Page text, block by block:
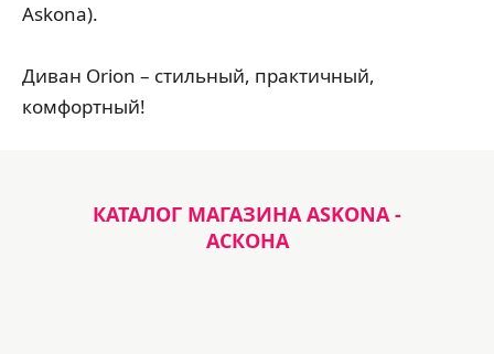
Askona).
Диван Orion – стильный, практичный,
комфортный!
КАТАЛОГ МАГАЗИНА ASKONA -
АСКОНА